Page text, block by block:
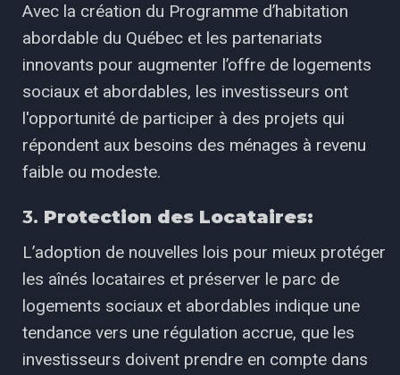
Avec la création du Programme d’habitation
abordable du Québec et les partenariats
innovants pour augmenter l’offre de logements
sociaux et abordables, les investisseurs ont
l'opportunité de participer à des projets qui
répondent aux besoins des ménages à revenu
faible ou modeste.
3. Protection des Locataires:
L’adoption de nouvelles lois pour mieux protéger
les aînés locataires et préserver le parc de
logements sociaux et abordables indique une
tendance vers une régulation accrue, que les
investisseurs doivent prendre en compte dans